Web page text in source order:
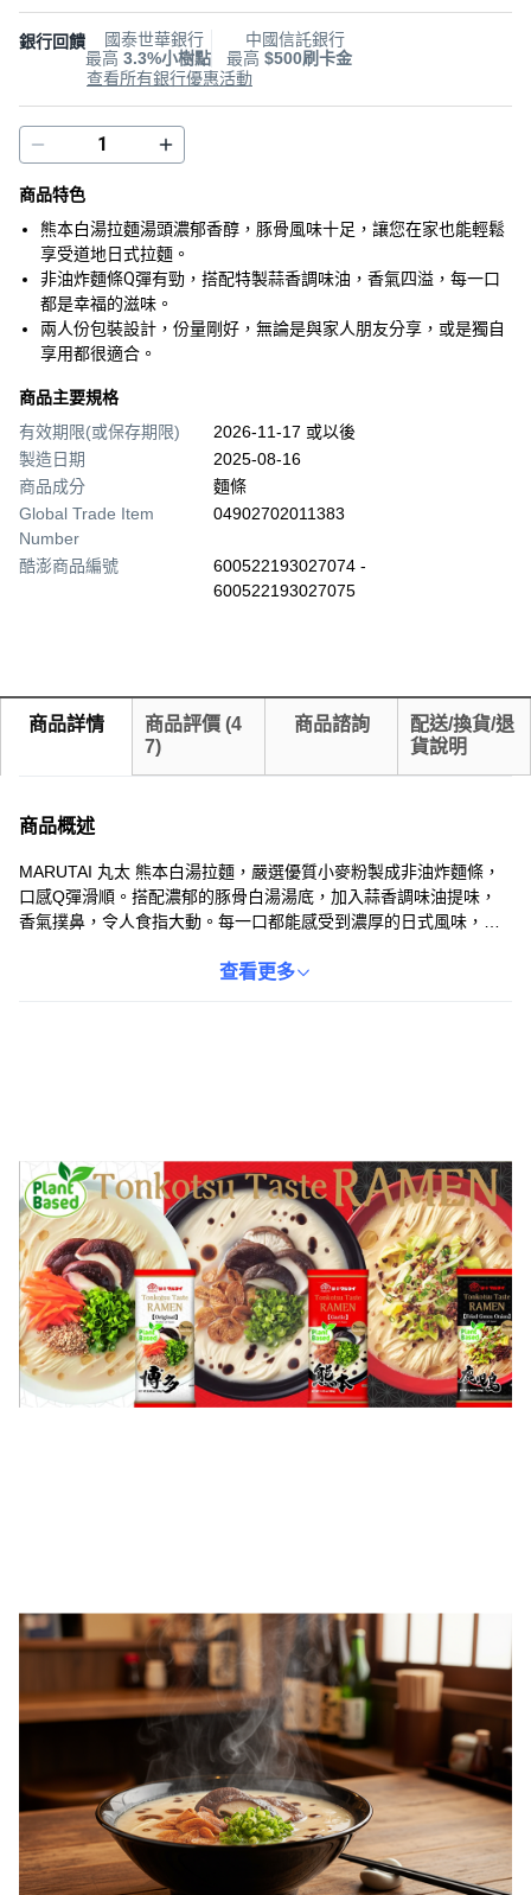
銀行回饋
國泰世華銀行
最高 3.3%小樹點
中國信託銀行
最高 $500刷卡金
查看所有銀行優惠活動
商品特色
熊本白湯拉麵湯頭濃郁香醇，豚骨風味十足，讓您在家也能輕鬆
享受道地日式拉麵。
非油炸麵條Q彈有勁，搭配特製蒜香調味油，香氣四溢，每一口
都是幸福的滋味。
兩人份包裝設計，份量剛好，無論是與家人朋友分享，或是獨自
享用都很適合。
商品主要規格
有效期限(或保存期限)
2026-11-17 或以後
製造日期
2025-08-16
商品成分
麵條
Global Trade Item
Number
04902702011383
酷澎商品編號
600522193027074 -
600522193027075
商品詳情 商品評價 (4
7)
商品諮詢
配送/換貨/退
貨說明
商品概述
MARUTAI 丸太 熊本白湯拉麵，嚴選優質小麥粉製成非油炸麵條，
口感Q彈滑順。搭配濃郁的豚骨白湯湯底，加入蒜香調味油提味，
香氣撲鼻，令人食指大動。每一口都能感受到濃厚的日式風味，彷
美味的拉麵。適合與家人朋友一同分享，感受幸福的滋味。
查看更多